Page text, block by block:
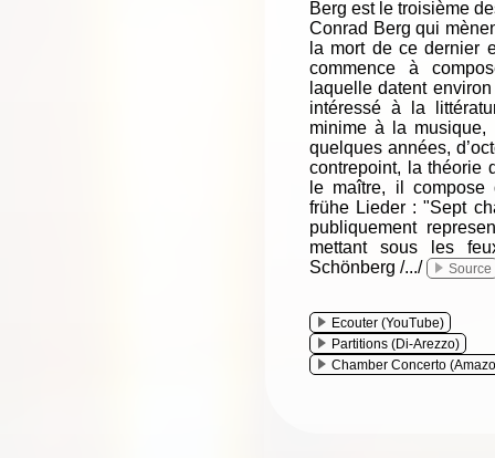
Berg est le troisième
Conrad Berg qui
la mort de ce dernier
commence à
laquelle datent
intéressé à la
minime à la musique,
quelques années,
contrepoint, la théorie
le maître, il
frühe Lieder : "Sept
publiquement
mettant sous les
Schönberg /.../
Source
Ecouter (YouTube)
Partitions (Di-Arezzo)
Chamber Concerto